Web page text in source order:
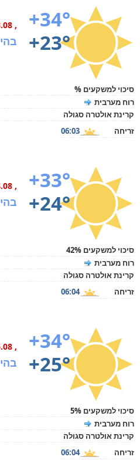
+34°
+23°
, 13.08
סיכוי למשקעים %
רוח מערבית
קרינת אולטרה סגולה
זריחה
06:03
+33°
+24°
, 14.08
סיכוי למשקעים 42%
רוח מערבית
קרינת אולטרה סגולה
זריחה
06:04
+34°
+25°
, 15.08
סיכוי למשקעים 5%
רוח מערבית
קרינת אולטרה סגולה
זריחה
06:04